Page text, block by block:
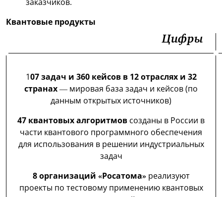
Квантовые продукты
107 задач и 360 кейсов в 12 отраслях и 32
странах— мировая база задач и кейсов (по
данным открытых источников)
47 квантовых алгоритмов созданы в России в
части квантового программного обеспечения
для использования в решении индустриальных
задач
8 организаций «Росатома» реализуют
проекты по тестовому применению квантовых
Цифры